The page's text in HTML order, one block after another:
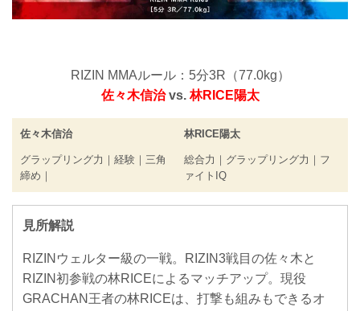
RIZIN MMAルール：5分3R（77.0kg）
佐々木信治vs.林RICE陽太
佐々木信治
グラップリング力｜経験｜三角
締め｜
林RICE陽太
総合力｜グラップリング力｜フ
ァイトIQ
見所解説
RIZINウェルター級の一戦。RIZIN3戦目の佐々木と
RIZIN初参戦の林RICEによるマッチアップ。現役
GRACHAN王者の林RICEは、打撃も組みもできるオ